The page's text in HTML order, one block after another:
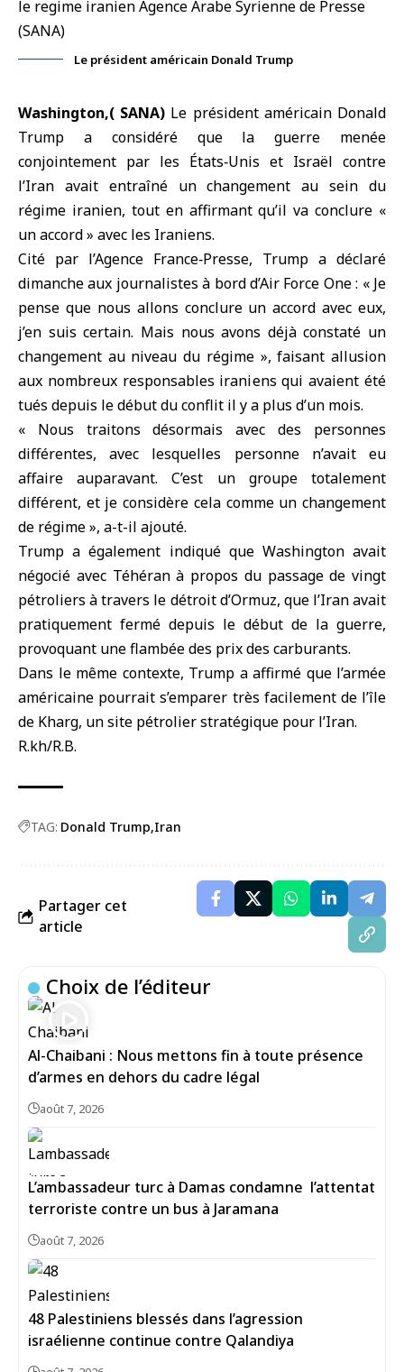
Le président américain Donald Trump
Washington,( SANA) Le président américain Donald
Trump a considéré que la guerre menée
conjointement par les États‑Unis et Israël contre
l’Iran avait entraîné un changement au sein du
régime iranien, tout en affirmant qu’il va conclure «
un accord » avec les Iraniens.
Cité par l’Agence France‑Presse, Trump a déclaré
dimanche aux journalistes à bord d’Air Force One : « Je
pense que nous allons conclure un accord avec eux,
j’en suis certain. Mais nous avons déjà constaté un
changement au niveau du régime », faisant allusion
aux nombreux responsables iraniens qui avaient été
tués depuis le début du conflit il y a plus d’un mois.
« Nous traitons désormais avec des personnes
différentes, avec lesquelles personne n’avait eu
affaire auparavant. C’est un groupe totalement
différent, et je considère cela comme un changement
de régime », a-t-il ajouté.
Trump a également indiqué que Washington avait
négocié avec Téhéran à propos du passage de vingt
pétroliers à travers le détroit d’Ormuz, que l’Iran avait
pratiquement fermé depuis le début de la guerre,
provoquant une flambée des prix des carburants.
Dans le même contexte, Trump a affirmé que l’armée
américaine pourrait s’emparer très facilement de l’île
de Kharg, un site pétrolier stratégique pour l’Iran.
R.kh/R.B.
TAG: Donald Trump Iran
Partager cet
article
Choix de l’éditeur
Al-Chaibani : Nous mettons fin à toute présence
d’armes en dehors du cadre légal
août 7, 2026
L’ambassadeur turc à Damas condamne l’attentat
terroriste contre un bus à Jaramana
août 7, 2026
48 Palestiniens blessés dans l’agression
israélienne continue contre Qalandiya